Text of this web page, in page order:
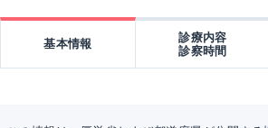
基本情報
診療内容
診察時間